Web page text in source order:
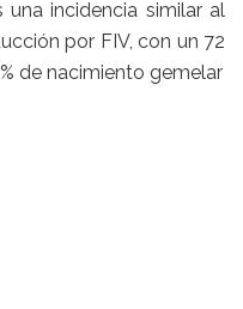
incidencia similar al
por FIV, con un 72
de nacimiento gemelar